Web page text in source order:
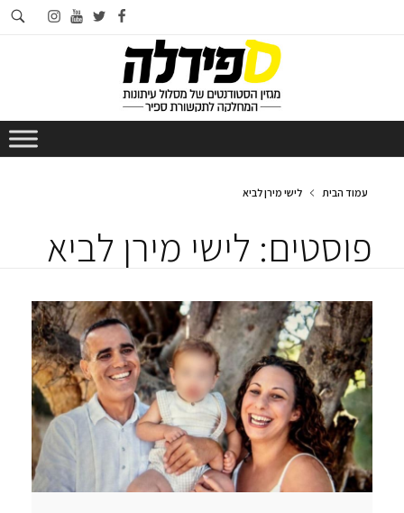
facebook
twitter
youtube
instagram
עמוד הבית לישי מירן לביא
פוסטים: לישי מירן לביא